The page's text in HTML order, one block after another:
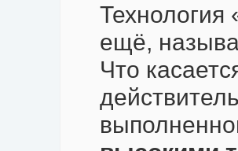
Технология
ещё,
Что